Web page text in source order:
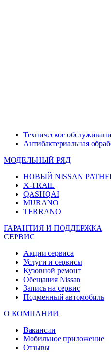
Техническое
Антибактериальная
МОДЕЛЬНЫЙ РЯД
НОВЫЙ NISSAN
X-TRAIL
QASHQAI
MURANO
TERRANO
ГАРАНТИЯ И ПОДДЕРЖКА
СЕРВИС
Акции сервиса
Услуги и сервисы
Кузовной ремонт
Обещания Nissan
Запись на сервис
Подменный автомобиль
О КОМПАНИИ
Вакансии
Мобильное приложение
Отзывы